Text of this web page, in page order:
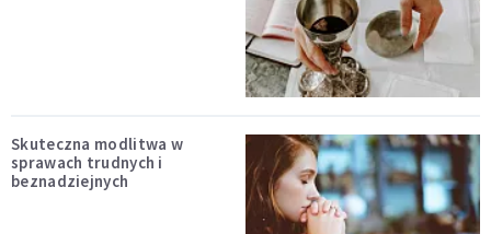
Skuteczna modlitwa w
sprawach trudnych i
beznadziejnych